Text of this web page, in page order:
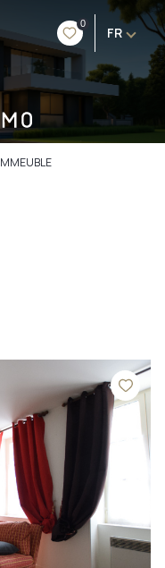
0
FR